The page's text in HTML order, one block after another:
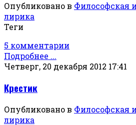
Опубликовано в Философская
лирика
Теги
5 комментарии
Подробнее ...
Четверг, 20 декабря 2012 17:41
Крестик
Опубликовано в Философская
лирика